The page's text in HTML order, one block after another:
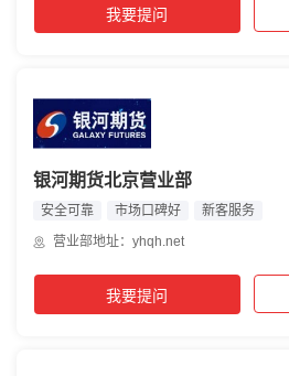
我要提问
银河期货北京营业部
安全可靠 市场口碑好
新客服务
营业部地址：yhqh.net
我要提问